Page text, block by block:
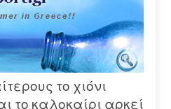
το χιόνι
το καλοκαίρι αρκεί